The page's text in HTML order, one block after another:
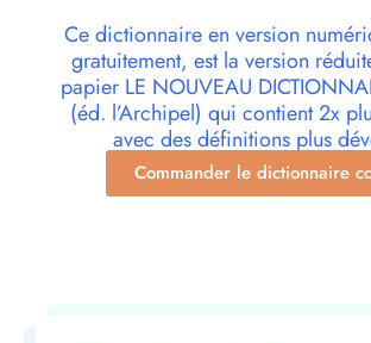
Ce dictionnaire en version
gratuitement, est la version
papier LE NOUVEAU
(éd. l’Archipel) qui contient 2x
avec des définitions plus
Commander le dictionnaire